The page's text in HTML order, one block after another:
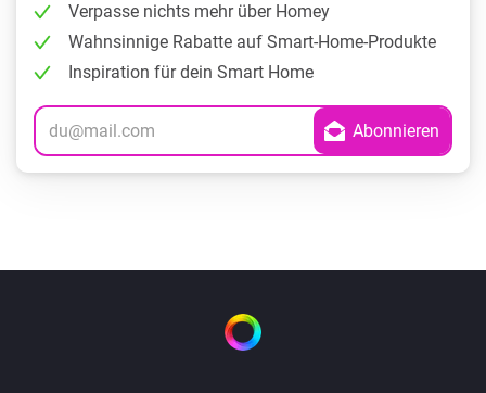
Verpasse nichts mehr über Homey
Wahnsinnige Rabatte auf Smart-Home-Produkte
Inspiration für dein Smart Home